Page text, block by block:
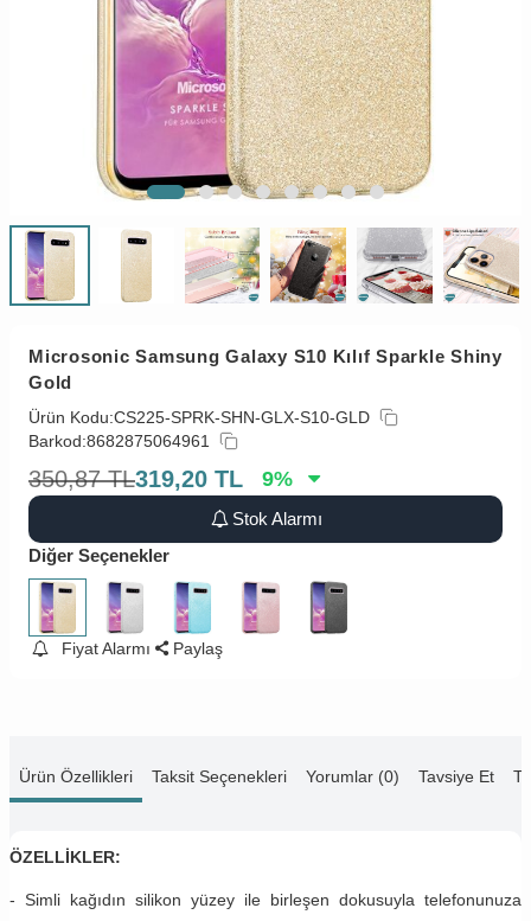
Microsonic Samsung Galaxy S10 Kılıf Sparkle Shiny
Gold
Ürün Kodu:CS225-SPRK-SHN-GLX-S10-GLD
Barkod:8682875064961
350,87 TL319,20 TL 9%
Stok Alarmı
Diğer Seçenekler
Fiyat Alarmı Paylaş
Ürün Özellikleri Taksit Seçenekleri Yorumlar (0) Tavsiye Et
ÖZELLİKLER:
- Simli kağıdın silikon yüzey ile birleşen dokusuyla telefonunuza